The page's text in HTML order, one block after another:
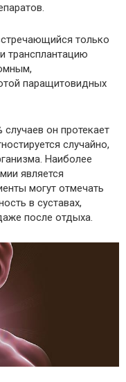
только
трансплантацию
паращитовидных
случаев он протекает
случайно,
Наиболее
является
могут отмечать
в суставах,
после отдыха.